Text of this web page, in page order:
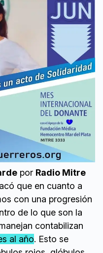
por Radio Mitre
que en cuanto a
con una progresión
de lo que son la
contabilizan
al año. Esto se